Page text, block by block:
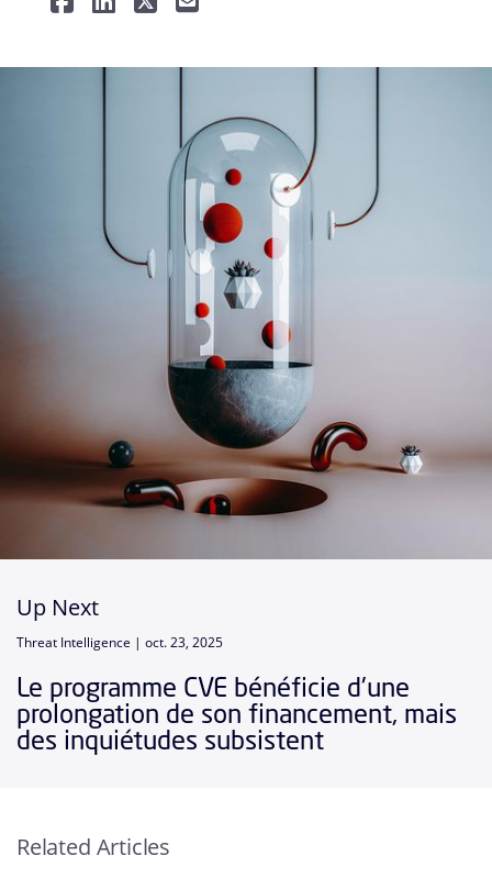
Up Next
Threat Intelligence | oct. 23, 2025
Le programme CVE bénéficie d'une
prolongation de son financement, mais
des inquiétudes subsistent
Related Articles